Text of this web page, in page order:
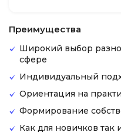
Преимущества
Широкий выбор
сфере
Индивидуальный
Ориентация на
Формирование
Как для новичков так